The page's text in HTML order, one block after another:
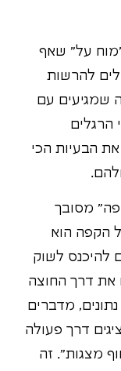
על" שאף
להרשות
שמגיעים עם
הרגלים
הבעיות הכי
מסובך
הקפה הוא
להיכנס לשוק
דרך החוצה
מדברים
דרך פעולה
מצגות". זה